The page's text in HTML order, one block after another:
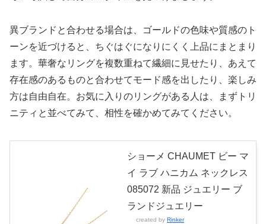
異ブランドと合わせる場合は、ゴールドの色味や質感のト
ーンを近づけると、ちぐはぐになりにくく上品にまとまり
ます。華奢なリングを複数重ねて繊細に見せたり、あえて
存在感のあるものと合わせてモード感を出したり、楽しみ
方は自由自在。お気に入りのリングがある人は、まずトリ
ニティと並べてみて、相性を確かめてみてください。
ショーメ CHAUMET ビー マ
イ ラブ ハニカム ネックレス
085072 新品 ジュエリー ブ
ランドジュエリー
created by Rinker